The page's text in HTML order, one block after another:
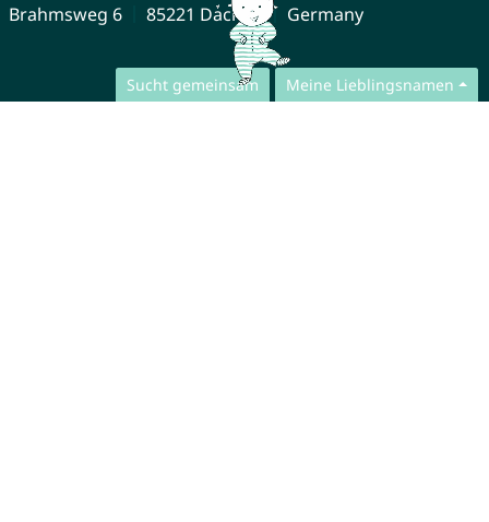
Sucht gemeinsam Meine Lieblingsnamen
Brahmsweg 6
85221 Dachau Germany